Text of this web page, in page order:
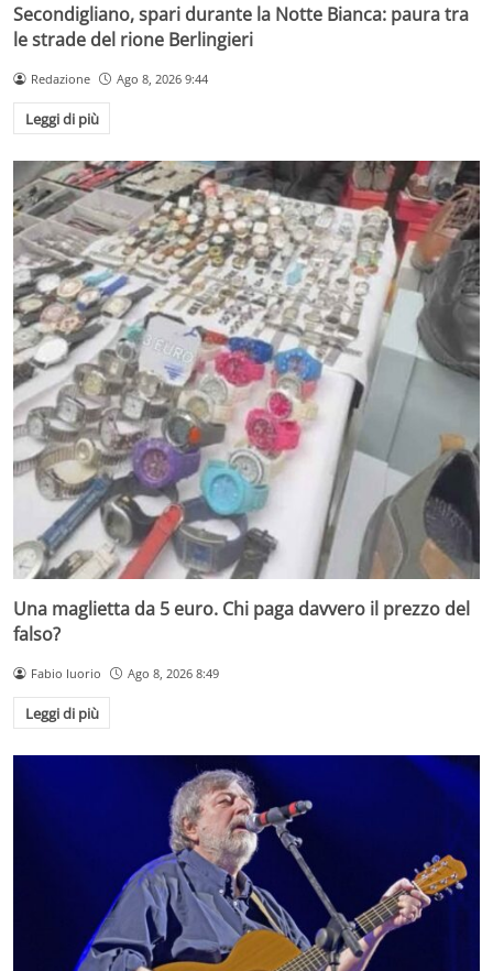
Secondigliano, spari durante la Notte Bianca: paura tra
le strade del rione Berlingieri
Redazione Ago 8, 2026 9:44
Leggi di più
Una maglietta da 5 euro. Chi paga davvero il prezzo del
falso?
Fabio Iuorio Ago 8, 2026 8:49
Leggi di più